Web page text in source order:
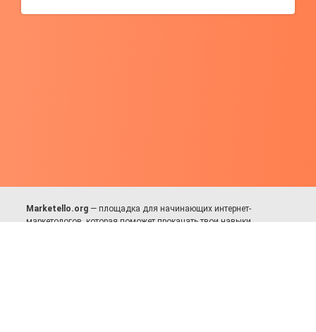
Marketello.org — площадка для начинающих интернет-
маркетологов, которая поможет прокачать твои навыки.